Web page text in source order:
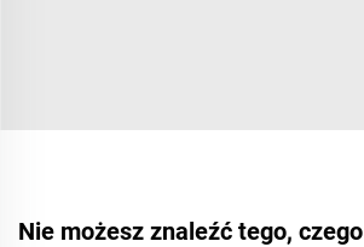
Nie możesz znaleźć tego, czego